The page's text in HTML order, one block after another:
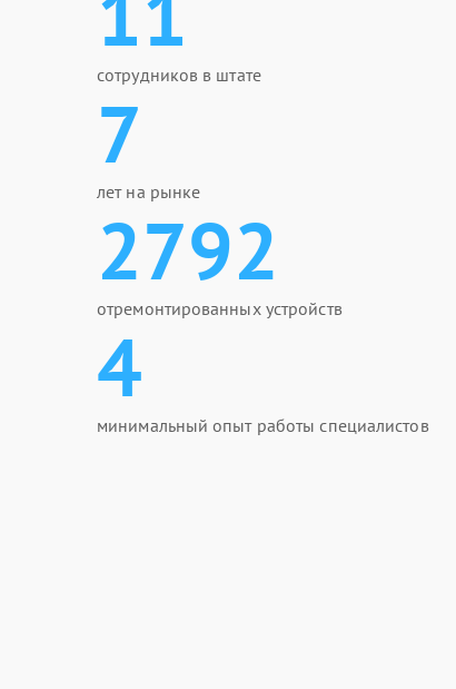
сотрудников в штате
7
лет на рынке
2792
отремонтированных устройств
4
минимальный опыт работы специалистов